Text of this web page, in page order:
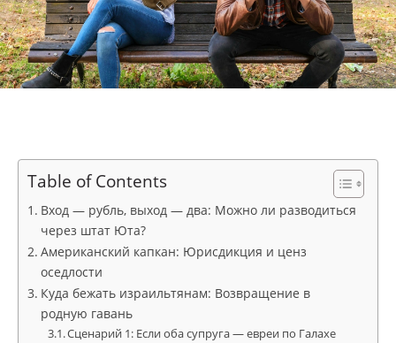
Table of Contents
Вход — рубль, выход — два: Можно ли разводиться
через штат Юта?
Американский капкан: Юрисдикция и ценз
оседлости
Куда бежать израильтянам: Возвращение в
родную гавань
Сценарий 1: Если оба супруга — евреи по Галахе